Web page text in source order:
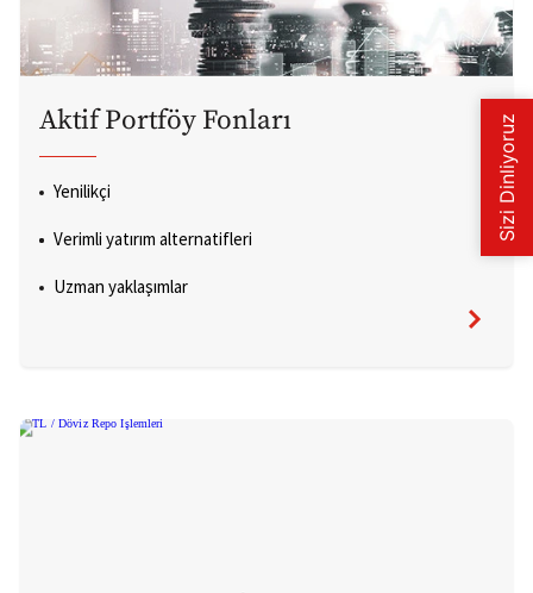
Aktif Portföy Fonları
Yenilikçi
Verimli yatırım alternatifleri
Uzman yaklaşımlar